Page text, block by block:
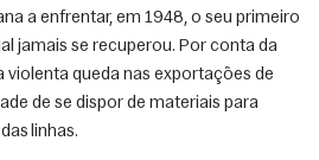
a enfrentar, em 1948, o seu primeiro
jamais se recuperou. Por conta da
violenta queda nas exportações de
de se dispor de materiais para
linhas.